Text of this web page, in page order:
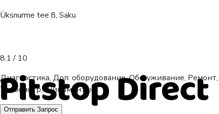
Üksnurme tee 8, Saku
8.1 / 10
Диагностика, Доп. оборудование, Обслуживание, Ремонт,
Техосмотр, Шиномонтаж
Отправить Запрос